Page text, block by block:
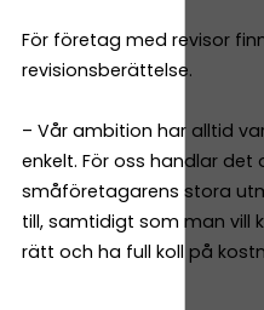
För företag med revisor
revisionsberättelse.
– Vår ambition har alltid
enkelt. För oss handlar
småföretagarens stora
till, samtidigt som man vill
rätt och ha full koll på